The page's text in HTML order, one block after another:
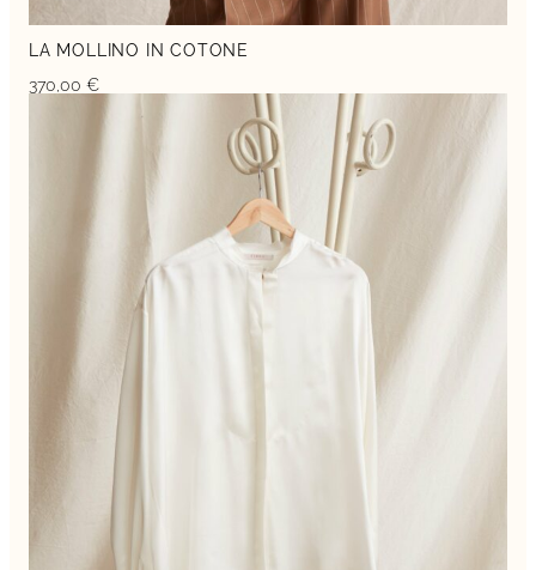
LA MOLLINO IN COTONE
370,00 €